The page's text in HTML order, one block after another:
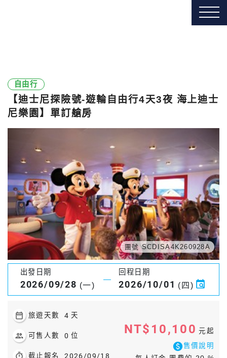
自由行
【迪士尼探險號-遊輪自由行4天3夜 海上迪士
尼樂園】單訂艙房
團號 SCDISA4K260928A
出發日期
2026/09/28 (一)
回程日期
2026/10/01 (四)
date_range 旅遊天數 4 天
people 可售人數 0 位
timer 截止報名 2026/09/18
NT$10,100 元起
paid售價說明